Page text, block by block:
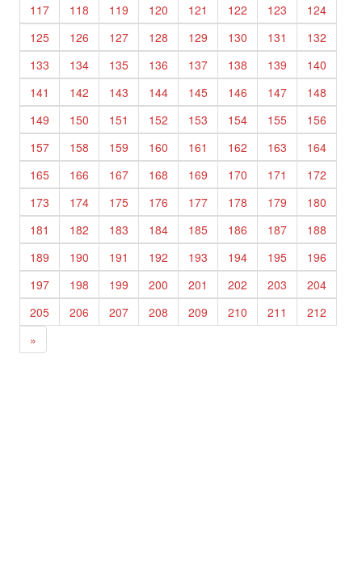
117
118 119 120 121 122 123
124
125
126 127 128 129 130 131
132
133
134 135 136 137 138 139
140
141
142 143 144 145 146 147
148
149
150 151 152 153 154 155
156
157
158 159 160 161 162 163
164
165
166 167 168 169 170 171
172
173
174 175 176 177 178 179
180
181
182 183 184 185 186 187
188
189
190 191 192 193 194 195
196
197
198 199 200 201 202 203
204
205
206 207 208 209 210 211
212
»